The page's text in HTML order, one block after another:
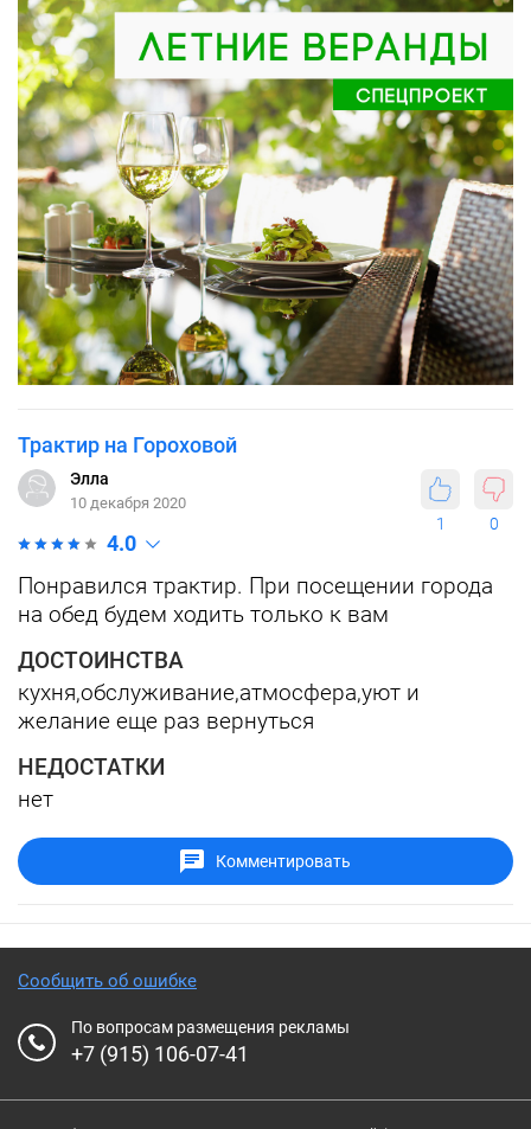
Трактир на Гороховой
1 0
Элла
10 декабря 2020
4.0
Понравился трактир. При посещении города
на обед будем ходить только к вам
ДОСТОИНСТВА
кухня,обслуживание,атмосфера,уют и
желание еще раз вернуться
НЕДОСТАТКИ
нет
Комментировать
Сообщить об ошибке
По вопросам размещения рекламы
+7 (915) 106-07-41